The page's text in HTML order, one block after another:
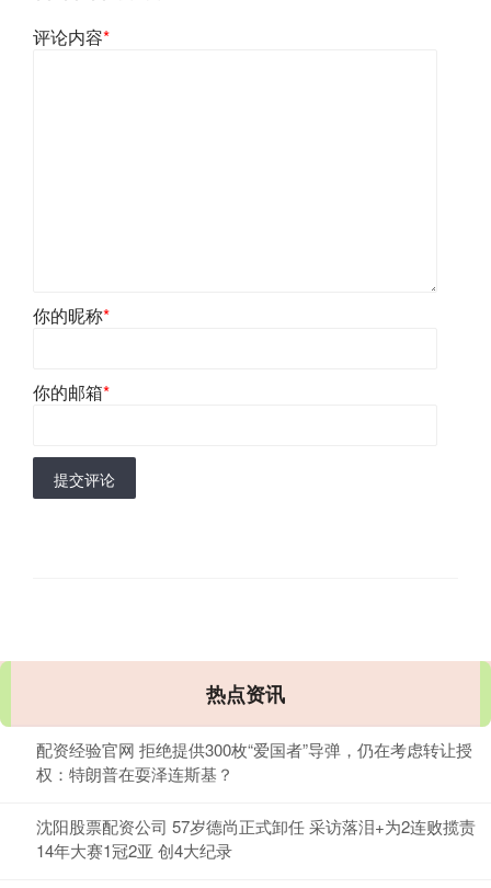
评论内容*
你的昵称*
你的邮箱*
提交评论
热点资讯
配资经验官网 拒绝提供300枚“爱国者”导弹，仍在考虑转让授
权：特朗普在耍泽连斯基？
沈阳股票配资公司 57岁德尚正式卸任 采访落泪+为2连败揽责
14年大赛1冠2亚 创4大纪录